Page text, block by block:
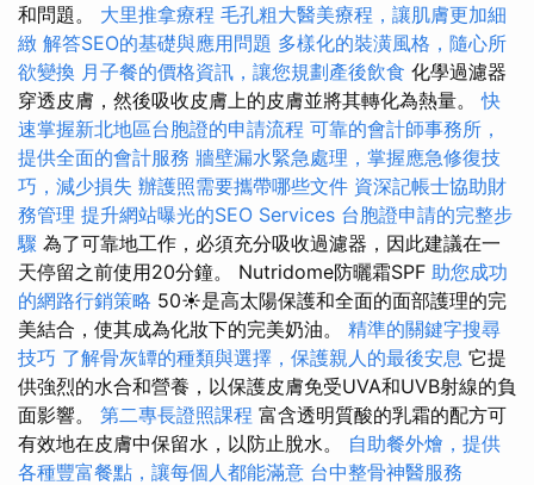
和問題。 大里推拿療程 毛孔粗大醫美療程，讓肌膚更加細
緻 解答SEO的基礎與應用問題 多樣化的裝潢風格，隨心所
欲變換 月子餐的價格資訊，讓您規劃產後飲食 化學過濾器
穿透皮膚，然後吸收皮膚上的皮膚並將其轉化為熱量。快
速掌握新北地區台胞證的申請流程 可靠的會計師事務所，
提供全面的會計服務 牆壁漏水緊急處理，掌握應急修復技
巧，減少損失 辦護照需要攜帶哪些文件 資深記帳士協助財
務管理 提升網站曝光的SEO Services 台胞證申請的完整步
驟 為了可靠地工作，必須充分吸收過濾器，因此建議在一
天停留之前使用20分鐘。 Nutridome防曬霜SPF 助您成功
的網路行銷策略 50☀️是高太陽保護和全面的面部護理的完
美結合，使其成為化妝下的完美奶油。 精準的關鍵字搜尋
技巧 了解骨灰罈的種類與選擇，保護親人的最後安息 它提
供強烈的水合和營養，以保護皮膚免受UVA和UVB射線的負
面影響。 第二專長證照課程 富含透明質酸的乳霜的配方可
有效地在皮膚中保留水，以防止脫水。 自助餐外燴，提供
各種豐富餐點，讓每個人都能滿意 台中整骨神醫服務